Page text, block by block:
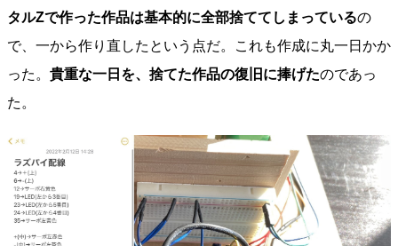
タルZで作った作品は基本的に全部捨ててしまっているの
で、一から作り直したという点だ。これも作成に丸一日かか
った。 貴重な一日を、捨てた作品の復旧に捧げたのであっ
た。